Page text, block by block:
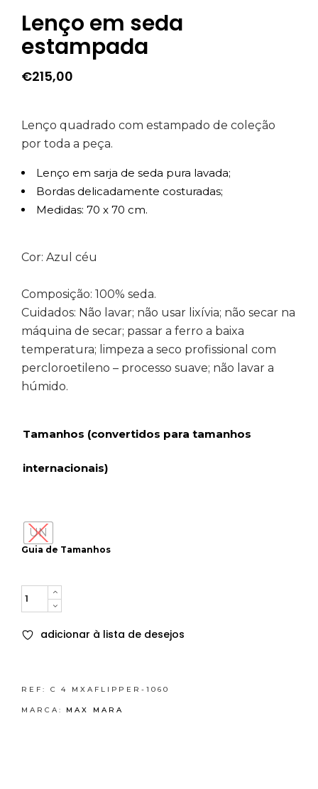
Lenço em seda
estampada
€215,00
Lenço quadrado com estampado de coleção
por toda a peça.
Lenço em sarja de seda pura lavada;
Bordas delicadamente costuradas;
Medidas: 70 x 70 cm.
Cor: Azul céu
Composição: 100% seda.
Cuidados: Não lavar; não usar lixívia; não secar na
máquina de secar; passar a ferro a baixa
temperatura; limpeza a seco profissional com
percloroetileno – processo suave; não lavar a
húmido.
Guia de Tamanhos
Tamanhos (convertidos para tamanhos
internacionais)
UN
Quantity
adicionar à lista de desejos
REF: C 4 MXAFLIPPER-1060
MARCA: MAX MARA